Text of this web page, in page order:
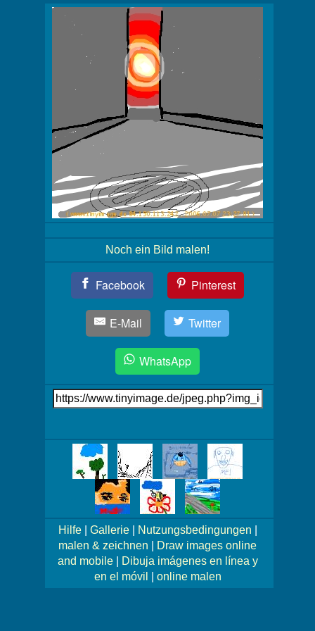
Noch ein Bild malen!
Facebook Pinterest
E-Mail Twitter
WhatsApp
Link
auf's
Bilder!
Hilfe| Gallerie| Nutzungsbedingungen
malen & zeichnen
Draw images online
and mobile|
Dibuja imágenes en línea y
en el móvil
online malen